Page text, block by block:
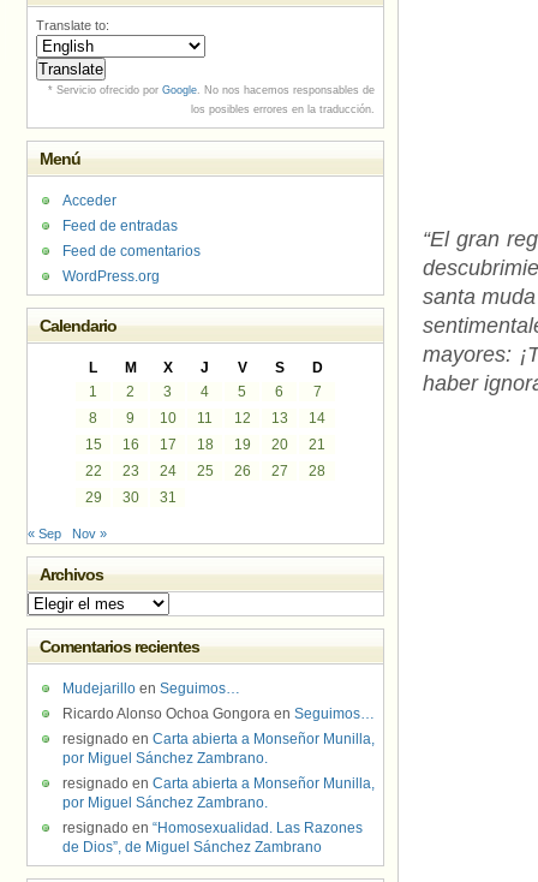
“El gran
santa
mayores:
haber
Translate to:
* Servicio ofrecido por Google. No nos hacemos responsables de
los posibles errores en la traducción.
Menú
Acceder
Feed de entradas
Feed de comentarios
WordPress.org
Calendario
L M X J V S
D
1
2 3 4 5 6
7
8
9 10 11 12 13
14
15
16 17 18 19 20
21
22
23 24 25 26 27
28
29
30 31
« Sep Nov »
Archivos
Archivos
Comentarios recientes
Mudejarillo en Seguimos…
Ricardo Alonso Ochoa Gongora en Seguimos…
resignado en Carta abierta a Monseñor Munilla,
por Miguel Sánchez Zambrano.
resignado en Carta abierta a Monseñor Munilla,
por Miguel Sánchez Zambrano.
resignado en “Homosexualidad. Las Razones
de Dios”, de Miguel Sánchez Zambrano